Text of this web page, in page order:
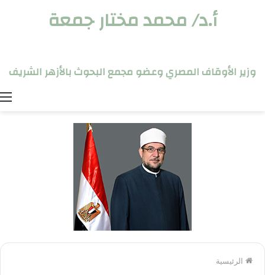
أ.د/ محمد مختار جمعة
وزير الأوقاف المصري وعضو مجمع البحوث بالأزهر الشريف
الرئيسية